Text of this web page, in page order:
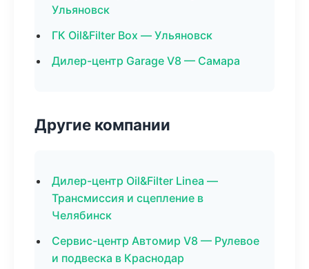
Ульяновск
ГК Oil&Filter Box — Ульяновск
Дилер-центр Garage V8 — Самара
Другие компании
Дилер-центр Oil&Filter Linea —
Трансмиссия и сцепление в
Челябинск
Сервис-центр Автомир V8 — Рулевое
и подвеска в Краснодар